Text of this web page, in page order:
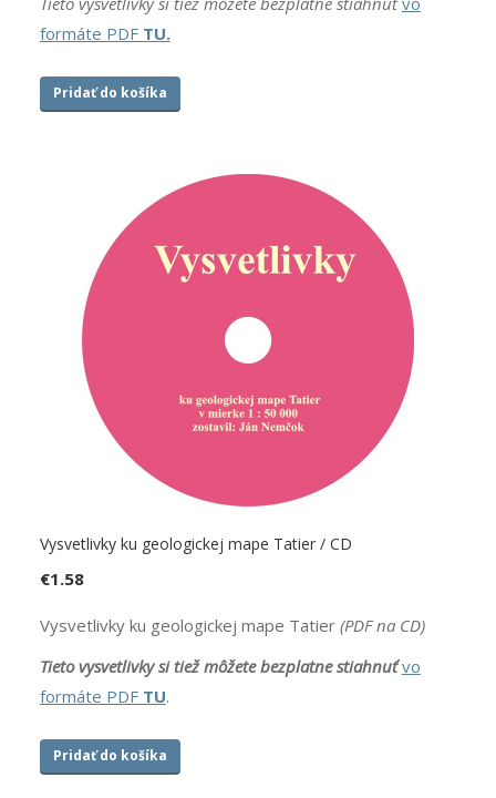
formáte PDF TU.
Pridať do košíka
Vysvetlivky ku geologickej mape Tatier / CD
€1.58
Vysvetlivky ku geologickej mape Tatier (PDF na CD)
Tieto vysvetlivky si tiež môžete bezplatne stiahnuť vo
formáte PDF TU.
Pridať do košíka